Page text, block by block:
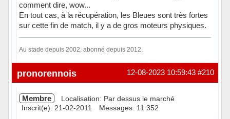
comment dire, wow...
En tout cas, à la récupération, les Bleues sont très fortes
sur cette fin de match, il y a de gros moteurs physiques.
Au stade depuis 2002, abonné depuis 2012.
Hors ligne #210
12-08-2023 10:59:43
pronorennois
Membre
Localisation: Par dessus le marché
Inscrit(e): 21-02-2011
Messages: 11 352